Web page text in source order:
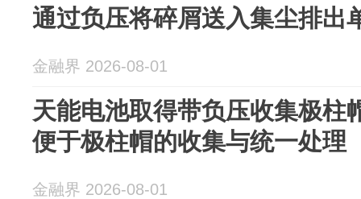
通过负压将碎屑送入集尘排出
金融界 2026-08-01
天能电池取得带负压收集极柱
便于极柱帽的收集与统一处理
金融界 2026-08-01